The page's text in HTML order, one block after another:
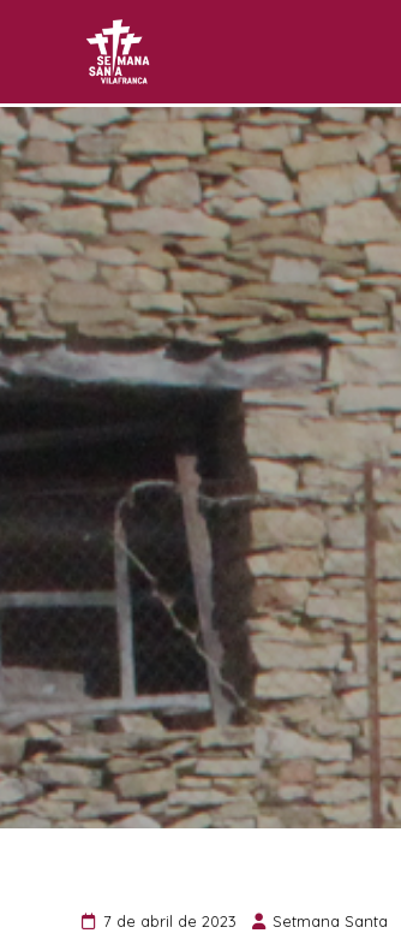
7 de abril de 2023 Setmana Santa